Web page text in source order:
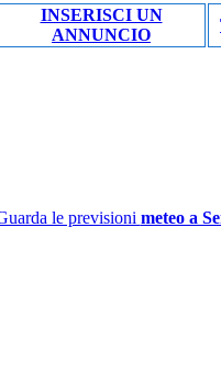
INSERISCI UN
ANNUNCIO
le previsioni meteo a